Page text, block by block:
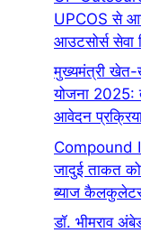
UPCOS से
आउटसोर्स सेवा
मुख्यमंत्री खेत-
योजना 2025:
आवेदन
Compound
जादुई ताकत
ब्याज कैलकुलेटर
डॉ. भीमराव